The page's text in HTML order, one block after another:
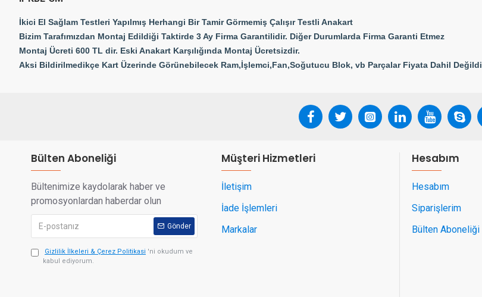
İkici El Sağlam Testleri Yapılmış Herhangi Bir Tamir Görmemiş Çalışır Testli Anakart
Bizim Tarafımızdan Montaj Edildiği Taktirde 3 Ay Firma Garantilidir. Diğer Durumlarda Firma Garanti Etmez
Montaj Ücreti 600 TL dir. Eski Anakart Karşılığında Montaj Ücretsizdir.
Aksi Bildirilmedikçe Kart Üzerinde Görünebilecek Ram,İşlemci,Fan,Soğutucu Blok, vb Parçalar Fiyata Dahil Değildi
Bülten Aboneliği
Bültenimize kaydolarak haber ve
promosyonlardan haberdar olun
Gönder
Gizlilik İlkeleri & Çerez Politikasi 'ni okudum ve
kabul ediyorum.
Müşteri Hizmetleri
İletişim
İade İşlemleri
Markalar
Hesabım
Hesabım
Siparişlerim
Bülten Aboneliği